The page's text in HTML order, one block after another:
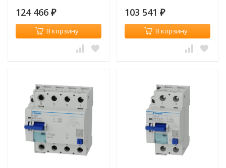
124 466 ₽
В корзину
103 541 ₽
В корзину